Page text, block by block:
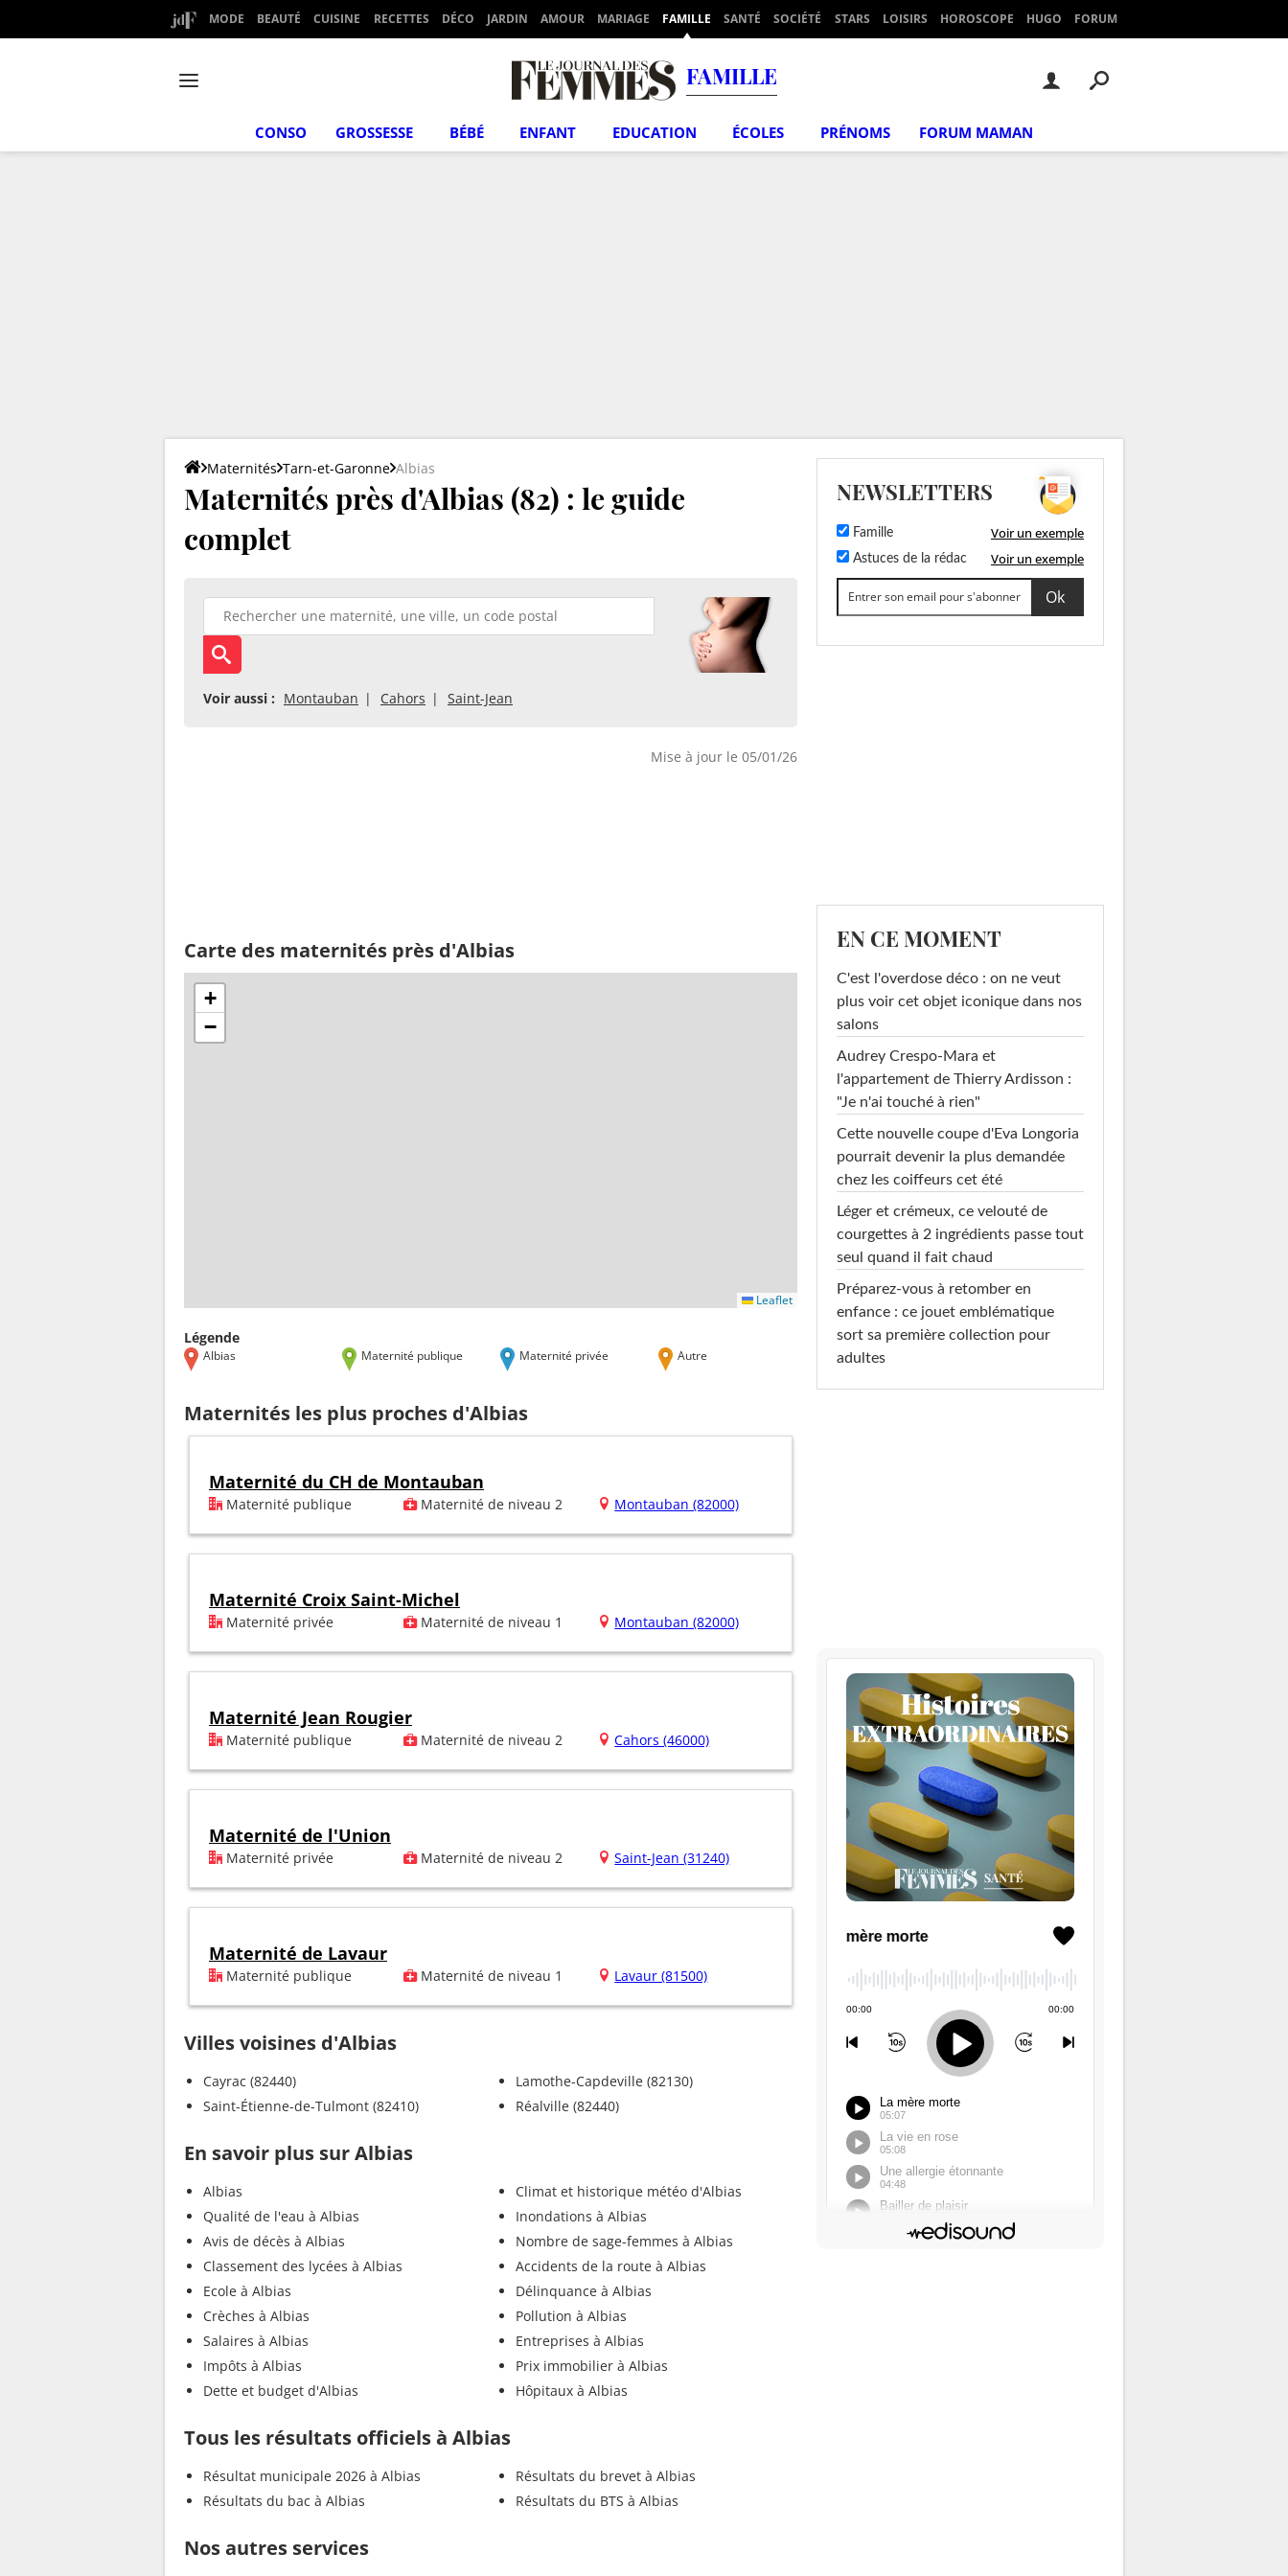
MODE BEAUTÉ CUISINE RECETTES DÉCO JARDIN AMOUR MARIAGE FAMILLE SANTÉ SOCIÉTÉ STARS LOISIRS HOROSCOPE HUGO FORUM
FAMILLE
CONSO GROSSESSE BÉBÉ ENFANT EDUCATION ÉCOLES PRÉNOMS FORUM MAMAN
Maternités Tarn-et-Garonne Albias
Maternités près d'Albias (82) : le guide
complet
Voir aussi : Montauban Cahors Saint-Jean
Mise à jour le 05/01/26
Carte des maternités près d'Albias
+
−
Leaflet
Légende
Albias Maternité publique Maternité privée Autre
Maternités les plus proches d'Albias
Maternité du CH de Montauban
Maternité publique Maternité de niveau 2 Montauban (82000)
Maternité Croix Saint-Michel
Maternité privée Maternité de niveau 1 Montauban (82000)
Maternité Jean Rougier
Maternité publique Maternité de niveau 2 Cahors (46000)
Maternité de l'Union
Maternité privée Maternité de niveau 2 Saint-Jean (31240)
Maternité de Lavaur
Maternité publique Maternité de niveau 1 Lavaur (81500)
Villes voisines d'Albias
Cayrac (82440)
Saint-Étienne-de-Tulmont (82410)
Lamothe-Capdeville (82130)
Réalville (82440)
En savoir plus sur Albias
Albias
Qualité de l'eau à Albias
Avis de décès à Albias
Classement des lycées à Albias
Ecole à Albias
Crèches à Albias
Salaires à Albias
Impôts à Albias
Dette et budget d'Albias
Climat et historique météo d'Albias
Inondations à Albias
Nombre de sage-femmes à Albias
Accidents de la route à Albias
Délinquance à Albias
Pollution à Albias
Entreprises à Albias
Prix immobilier à Albias
Hôpitaux à Albias
Tous les résultats officiels à Albias
Résultat municipale 2026 à Albias
Résultats du bac à Albias
Résultats du brevet à Albias
Résultats du BTS à Albias
Nos autres services
NEWSLETTERS
Famille Voir un exemple
Astuces de la rédac Voir un exemple
EN CE MOMENT
C'est l'overdose déco : on ne veut
plus voir cet objet iconique dans nos
salons
Audrey Crespo-Mara et
l'appartement de Thierry Ardisson :
"Je n'ai touché à rien"
Cette nouvelle coupe d'Eva Longoria
pourrait devenir la plus demandée
chez les coiffeurs cet été
Léger et crémeux, ce velouté de
courgettes à 2 ingrédients passe tout
seul quand il fait chaud
Préparez-vous à retomber en
enfance : ce jouet emblématique
sort sa première collection pour
adultes